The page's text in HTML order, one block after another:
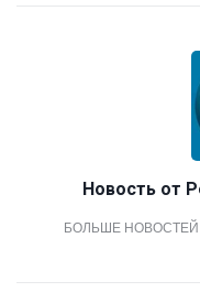
Новость от
БОЛЬШЕ НОВОСТЕЙ